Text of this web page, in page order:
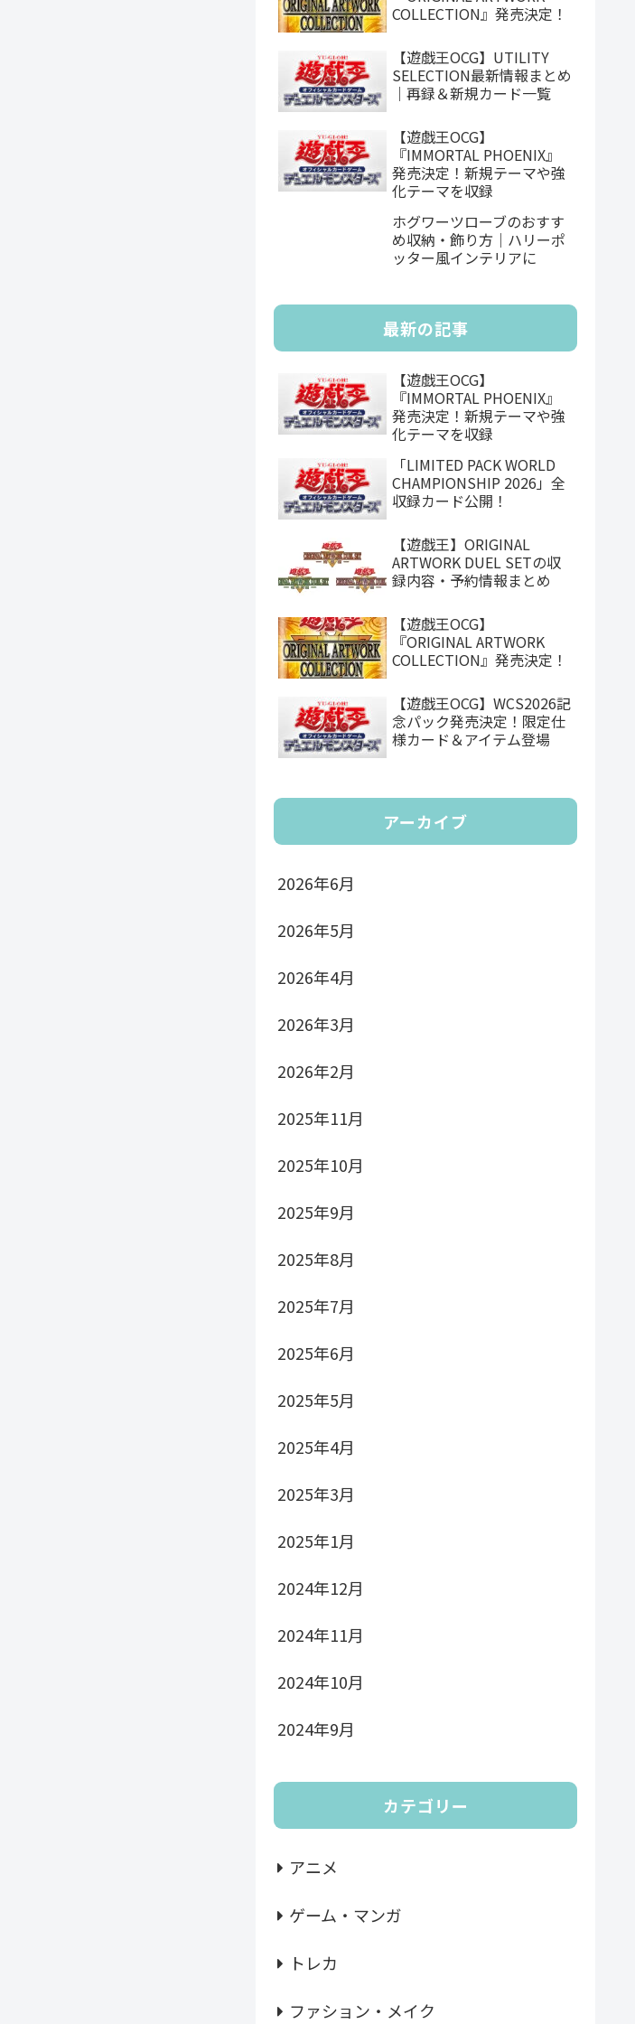
COLLECTION』発売決定！
【遊戯王OCG】UTILITY
SELECTION最新情報まとめ
｜再録＆新規カード一覧
【遊戯王OCG】
『IMMORTAL PHOENIX』
発売決定！新規テーマや強
化テーマを収録
ホグワーツローブのおすす
め収納・飾り方｜ハリーポ
ッター風インテリアに
最新の記事
【遊戯王OCG】
『IMMORTAL PHOENIX』
発売決定！新規テーマや強
化テーマを収録
「LIMITED PACK WORLD
CHAMPIONSHIP 2026」全
収録カード公開！
【遊戯王】ORIGINAL
ARTWORK DUEL SETの収
録内容・予約情報まとめ
【遊戯王OCG】
『ORIGINAL ARTWORK
COLLECTION』発売決定！
【遊戯王OCG】WCS2026記
念パック発売決定！限定仕
様カード＆アイテム登場
アーカイブ
2026年6月
2026年5月
2026年4月
2026年3月
2026年2月
2025年11月
2025年10月
2025年9月
2025年8月
2025年7月
2025年6月
2025年5月
2025年4月
2025年3月
2025年1月
2024年12月
2024年11月
2024年10月
2024年9月
カテゴリー
アニメ
ゲーム・マンガ
トレカ
ファション・メイク